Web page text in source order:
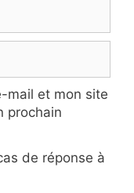
mail et mon site
prochain
de réponse à